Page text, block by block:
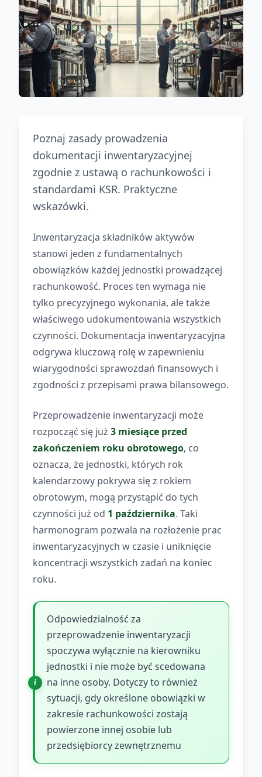
Poznaj zasady prowadzenia
dokumentacji inwentaryzacyjnej
zgodnie z ustawą o rachunkowości i
standardami KSR. Praktyczne
wskazówki.
Inwentaryzacja składników aktywów
stanowi jeden z fundamentalnych
obowiązków każdej jednostki prowadzącej
rachunkowość. Proces ten wymaga nie
tylko precyzyjnego wykonania, ale także
właściwego udokumentowania wszystkich
czynności. Dokumentacja inwentaryzacyjna
odgrywa kluczową rolę w zapewnieniu
wiarygodności sprawozdań finansowych i
zgodności z przepisami prawa bilansowego.
Przeprowadzenie inwentaryzacji może
rozpocząć się już 3 miesiące przed
zakończeniem roku obrotowego, co
oznacza, że jednostki, których rok
kalendarzowy pokrywa się z rokiem
obrotowym, mogą przystąpić do tych
czynności już od 1 października. Taki
harmonogram pozwala na rozłożenie prac
inwentaryzacyjnych w czasie i uniknięcie
koncentracji wszystkich zadań na koniec
roku.
Odpowiedzialność za
przeprowadzenie inwentaryzacji
spoczywa wyłącznie na kierowniku
jednostki i nie może być scedowana
na inne osoby. Dotyczy to również
sytuacji, gdy określone obowiązki w
zakresie rachunkowości zostają
powierzone innej osobie lub
przedsiębiorcy zewnętrznemu